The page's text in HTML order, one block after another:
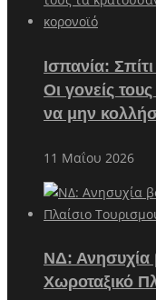
Ισπανία:
Οι γονείς
να μην
11 Μαΐου 2026
ΝΔ: Ανησυχία
Χωροταξικό